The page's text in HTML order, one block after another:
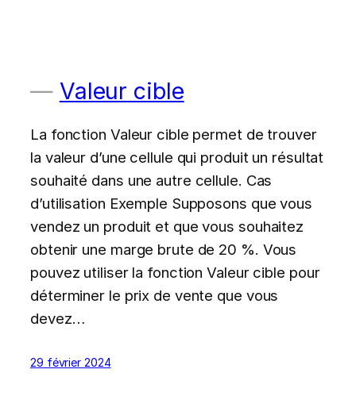
Valeur cible
La fonction Valeur cible permet de trouver
la valeur d’une cellule qui produit un résultat
souhaité dans une autre cellule. Cas
d’utilisation Exemple Supposons que vous
vendez un produit et que vous souhaitez
obtenir une marge brute de 20 %. Vous
pouvez utiliser la fonction Valeur cible pour
déterminer le prix de vente que vous
devez…
29 février 2024